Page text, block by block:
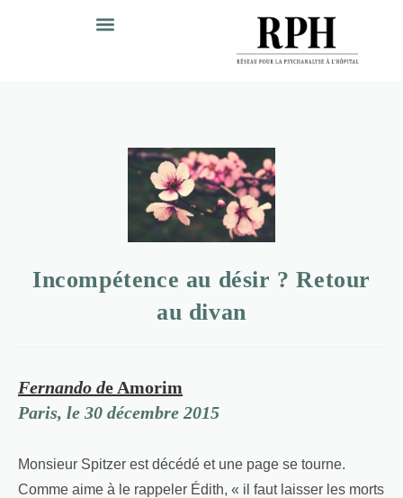
Incompétence au désir ? Retour
au divan
Fernando de Amorim
Paris, le 30 décembre 2015
Monsieur Spitzer est décédé et une page se tourne.
Comme aime à le rappeler Édith, « il faut laisser les morts